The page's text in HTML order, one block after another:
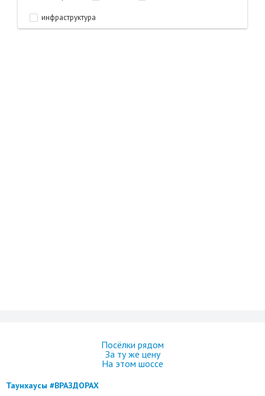
инфраструктура
Посёлки рядом
За ту же цену
На этом шоссе
Таунхаусы #ВРАЗДОРАХ